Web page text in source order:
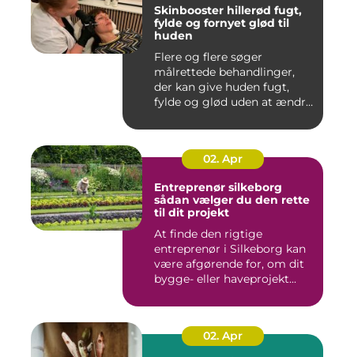
Skinbooster hillerød fugt,
fylde og fornyet glød til
huden
Flere og flere søger
målrettede behandlinger,
der kan give huden fugt,
fylde og glød uden at ændre
02. Apr
Entreprenør silkeborg
sådan vælger du den rette
til dit projekt
At finde den rigtige
entreprenør i Silkeborg kan
være afgørende for, om dit
bygge- eller haveprojekt...
02. Apr